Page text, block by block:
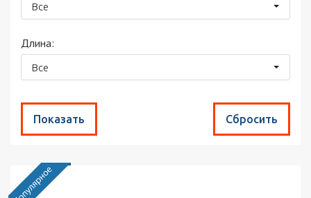
Все
Длина:
Все
Найдено товаров: